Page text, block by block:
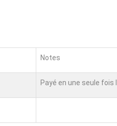
Notes
Payé en une seule fois